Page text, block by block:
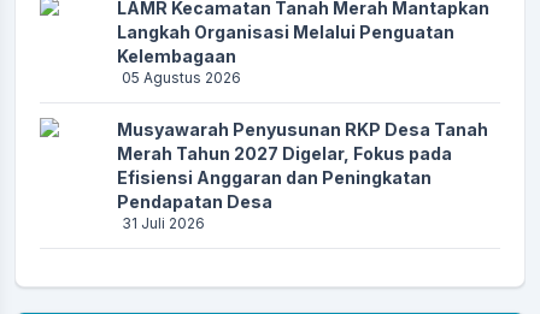
LAMR Kecamatan Tanah Merah Mantapkan
Langkah Organisasi Melalui Penguatan
Kelembagaan
05 Agustus 2026
Musyawarah Penyusunan RKP Desa Tanah
Merah Tahun 2027 Digelar, Fokus pada
Efisiensi Anggaran dan Peningkatan
Pendapatan Desa
31 Juli 2026